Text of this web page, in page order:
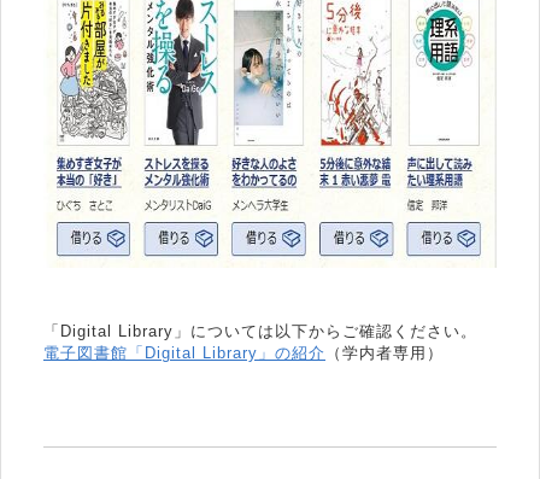
「Digital Library」については以下からご確認ください。
電子図書館「Digital Library」の紹介 （学内者専用）